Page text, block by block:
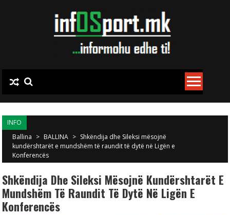
INFO
Ballina > BALLINA > Shkëndija dhe Sileksi mësojnë
kundërshtarët e mundshëm të raundit të dytë në Ligën e
Konferencës
Shkëndija Dhe Sileksi Mësojnë Kundërshtarët E
Mundshëm Të Raundit Të Dytë Në Ligën E
Konferencës